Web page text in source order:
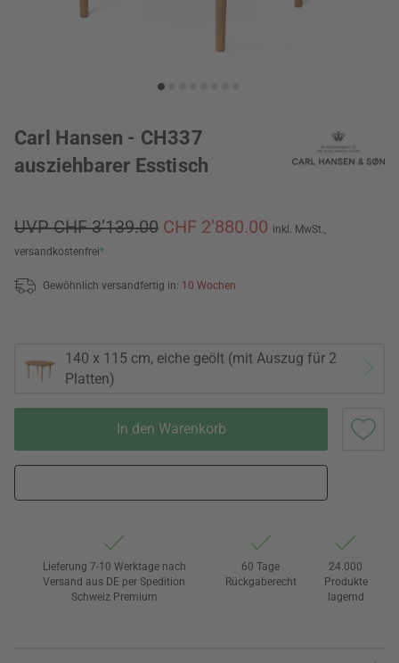
Carl Hansen - CH337
ausziehbarer Esstisch
UVP CHF 3’139.00 CHF 2’880.00 inkl. MwSt.,
versandkostenfrei*
Gewöhnlich versandfertig in: 10 Wochen
140 x 115 cm, eiche geölt (mit Auszug für 2
Platten)
In den Warenkorb
Lieferung 7-10 Werktage nach
Versand aus DE per Spedition
Schweiz Premium
60 Tage
Rückgaberecht
24.000
Produkte
lagernd